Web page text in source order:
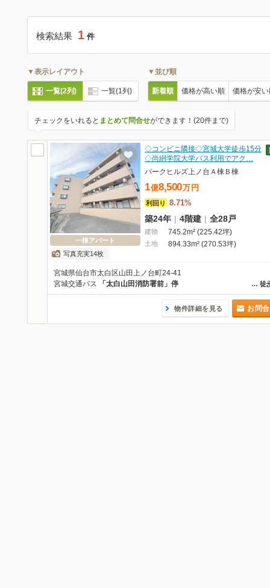
検索結果 1 件
▼表示レイアウト
一覧(2列) 一覧(1列)
▼並び順
新着順 価格が高い順 価格が安
チェックをいれると まとめて問合せができます！(20件まで)
一棟アパート
写真充実14枚
◇コンビニ隣接◇宮城大学徒歩15分
◇尚絅学院大学バス利用でアク…
パークヒルズ上ノ台Ａ棟Ｂ棟
1億8,500万 円
利回り 8.71%
築24年 | 4階建 | 全28戸
建物 745.2m² (225.42坪)
土地 894.33m² (270.53坪)
宮城県仙台市太白区山田上ノ台町24-41
… 徒
宮城交通バス 「太白山田消防署前」停
物件詳細を見る お問